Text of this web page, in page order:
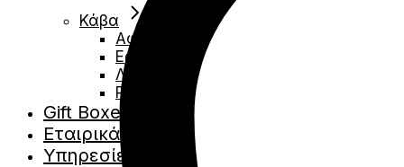
Κάβα
Αφρώδες
Ερυθρά
Λευκά
Ροζέ
Gift Boxes
Εταιρικά Δώρα
Υπηρεσίες